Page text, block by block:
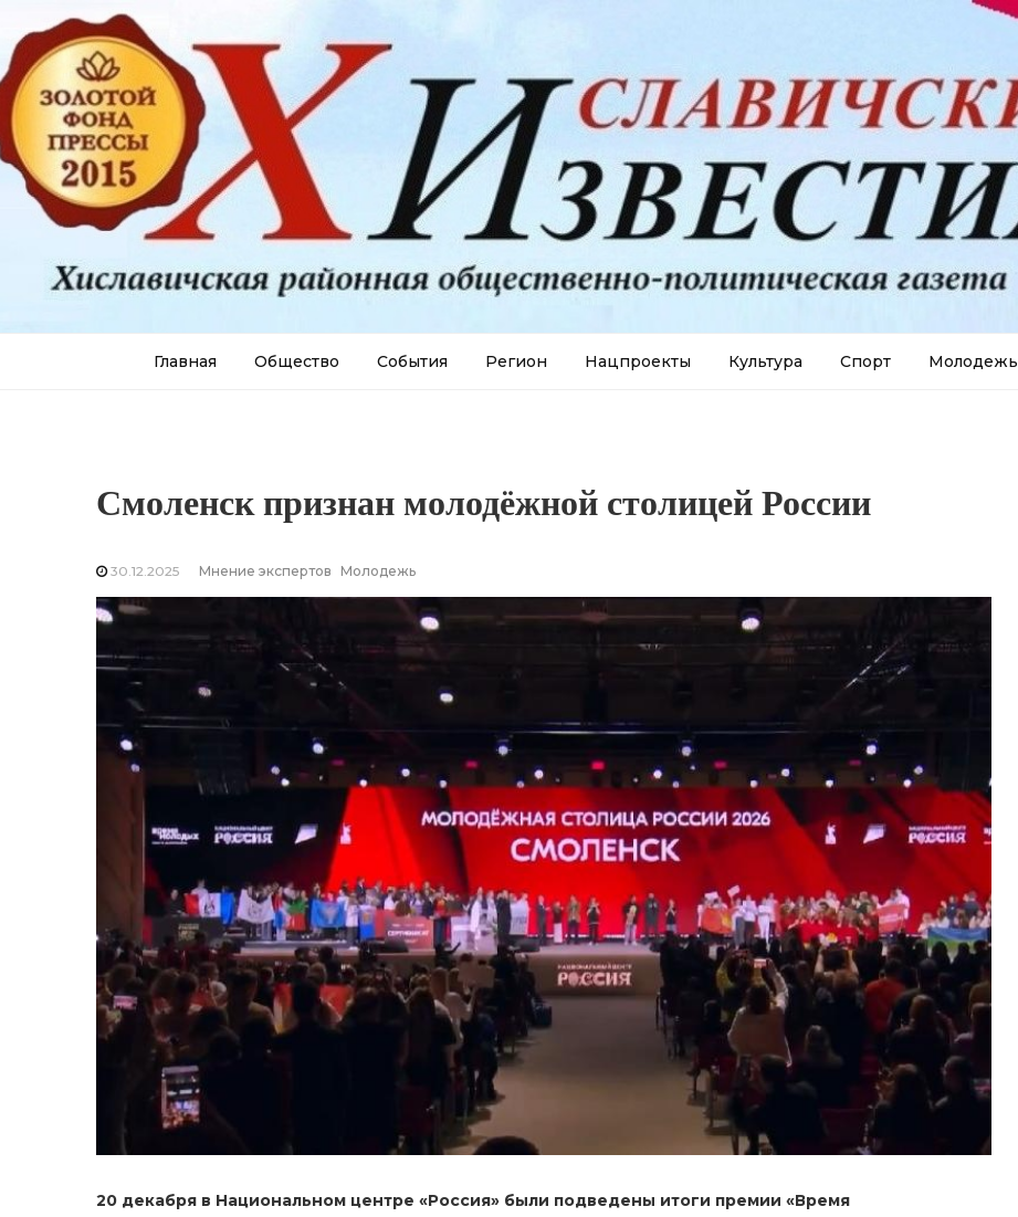
Главная Общество События Регион Нацпроекты Культура Спорт Молодежь
Смоленск признан молодёжной столицей России
30.12.2025 Мнение экспертов Молодежь
20 декабря в Национальном центре «Россия» были подведены итоги премии «Время